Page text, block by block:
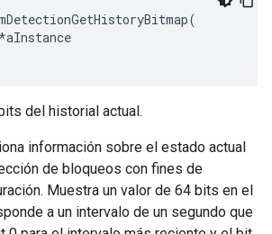
(
*aInstance
del historial actual.
información sobre el estado actual
de bloqueos con fines de
Muestra un valor de 64 bits en el
a un intervalo de un segundo que